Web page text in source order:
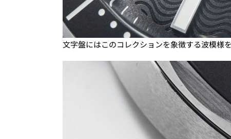
文字盤にはこのコレクションを象徴する波模様